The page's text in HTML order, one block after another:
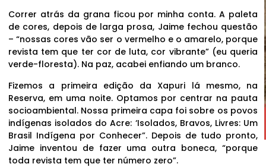
Correr atrás da grana ficou por minha conta. A paleta
de cores, depois de larga prosa, Jaime fechou questão
– “nossas cores vão ser o vermelho e o amarelo, porque
revista tem que ter cor de luta, cor vibrante” (eu queria
verde-floresta). Na paz, acabei enfiando um branco.
Fizemos a primeira edição da Xapuri lá mesmo, na
Reserva, em uma noite. Optamos por centrar na pauta
socioambiental. Nossa primeira capa foi sobre os povos
indígenas isolados do Acre: ‘Isolados, Bravos, Livres: Um
Brasil Indígena por Conhecer”. Depois de tudo pronto,
Jaime inventou de fazer uma outra boneca, “porque
toda revista tem que ter número zero”.